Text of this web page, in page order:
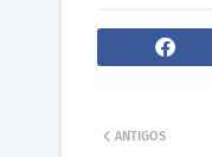
ANTIGOS